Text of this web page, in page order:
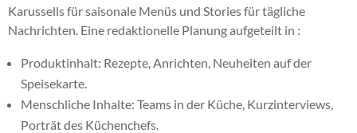
Karussells für saisonale Menüs und Stories für tägliche
Nachrichten. Eine redaktionelle Planung aufgeteilt in :
Produktinhalt: Rezepte, Anrichten, Neuheiten auf der
Speisekarte.
Menschliche Inhalte: Teams in der Küche, Kurzinterviews,
Porträt des Küchenchefs.